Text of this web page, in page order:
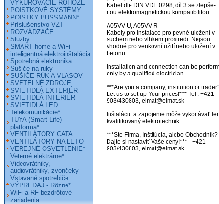
Kabel dle DIN VDE 0298, díl 3 se zlepše-
nou elektromagnetickou kompatibilitou.
A05VV-U, A05VV-R
Kabely pro instalace pro pevné uložení v
suchém nebo vlhkém prostředí. Nejsou
vhodné pro venkovní užití nebo uložení v
betonu.
Installation and connection can be
only by a qualified electrician.
***Are you a company, institution or
Let us to set up Your prices!*** Tel.: +421-
903/430803, elmat@elmat.sk
Inštaláciu a zapojenie môže vykonávať
kvalifikovaný elektrotechnik.
***Ste Firma, Inštitúcia, alebo Obchodník?
Dajte si nastaviť Vaše ceny!*** - +421-
903/430803, elmat@elmat.sk
VYKUROVACIE ROHOŽE
POISTKOVÉ SYSTÉMY
POISTKY BUSSMANN*
Príslušenstvo VZT
ROZVÁDZAČE
Služby
SMART home a WiFi
inteligentná elektroinštalácia
Spotrebná elektronika
Sušiče na ruky
SUŠIČE RÚK A VLASOV
SVETELNÉ ZDROJE
SVIETIDLÁ EXTERIÉR
SVIETIDLÁ INTERIÉR
SVIETIDLÁ LED
Telekomunikácie*
TUYA (Smart Life)
platforma*
VENTILÁTORY CATA
VENTILÁTORY NA LETO
VEREJNÉ OSVETLENIE*
Veterné elektrárne*
Videovrátniky,
audiovrátniky, zvončeky
Vstavané spotrebiče
VÝPREDAJ - Rôzne*
WiFi a RF bezdrôtové
zariadenia